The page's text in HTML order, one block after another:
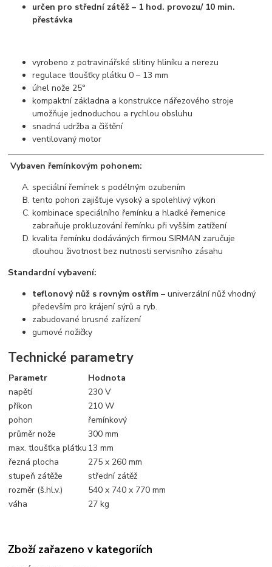
určen pro střední zátěž – 1 hod. provozu/ 10 min.
přestávka
vyrobeno z potravinářské slitiny hliníku a nerezu
regulace tloušťky plátku 0 – 13 mm
úhel nože 25°
kompaktní základna a konstrukce nářezového stroje
umožňuje jednoduchou a rychlou obsluhu
snadná udržba a čištění
ventilovaný motor
Vybaven řemínkovým pohonem:
speciální řemínek s podélným ozubením
tento pohon zajišťuje vysoký a spolehlivý výkon
kombinace speciálního řemínku a hladké řemenice
zabraňuje prokluzování řemínku při vyšším zatížení
kvalita řemínku dodáváných firmou SIRMAN zaručuje
dlouhou životnost bez nutnosti servisního zásahu
Standardní vybavení:
teflonový nůž s rovným ostřím – univerzální nůž vhodný
především pro krájení sýrů a ryb.
zabudované brusné zařízení
gumové nožičky
Technické parametry
Parametr
Hodnota
napětí
230 V
příkon
210 W
pohon
řemínkový
průměr nože
300 mm
max. tloušťka plátku 13 mm
řezná plocha
275 x 260 mm
stupeň zátěže
střední zátěž
rozměr (š.hl.v.)
540 x 740 x 770 mm
váha
27 kg
Zboží zařazeno v kategoriích